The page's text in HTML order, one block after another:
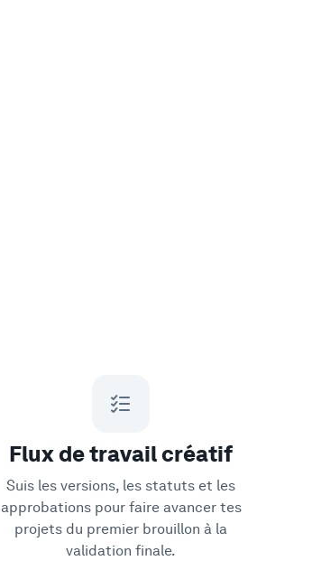
Flux de travail créatif
Suis les versions, les statuts et les
approbations pour faire avancer tes
projets du premier brouillon à la
validation finale.